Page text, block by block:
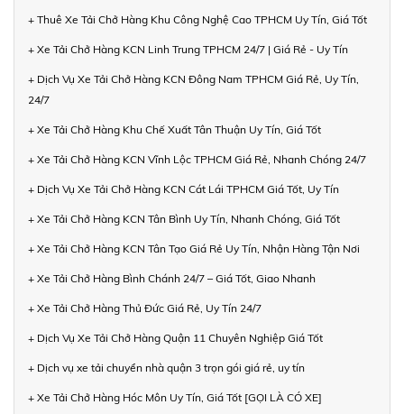
+ Thuê Xe Tải Chở Hàng Khu Công Nghệ Cao TPHCM Uy Tín, Giá Tốt
+ Xe Tải Chở Hàng KCN Linh Trung TPHCM 24/7 | Giá Rẻ - Uy Tín
+ Dịch Vụ Xe Tải Chở Hàng KCN Đông Nam TPHCM Giá Rẻ, Uy Tín,
24/7
+ Xe Tải Chở Hàng Khu Chế Xuất Tân Thuận Uy Tín, Giá Tốt
+ Xe Tải Chở Hàng KCN Vĩnh Lộc TPHCM Giá Rẻ, Nhanh Chóng 24/7
+ Dịch Vụ Xe Tải Chở Hàng KCN Cát Lái TPHCM Giá Tốt, Uy Tín
+ Xe Tải Chở Hàng KCN Tân Bình Uy Tín, Nhanh Chóng, Giá Tốt
+ Xe Tải Chở Hàng KCN Tân Tạo Giá Rẻ Uy Tín, Nhận Hàng Tận Nơi
+ Xe Tải Chở Hàng Bình Chánh 24/7 – Giá Tốt, Giao Nhanh
+ Xe Tải Chở Hàng Thủ Đức Giá Rẻ, Uy Tín 24/7
+ Dịch Vụ Xe Tải Chở Hàng Quận 11 Chuyên Nghiệp Giá Tốt
+ Dịch vụ xe tải chuyển nhà quận 3 trọn gói giá rẻ, uy tín
+ Xe Tải Chở Hàng Hóc Môn Uy Tín, Giá Tốt [GỌI LÀ CÓ XE]